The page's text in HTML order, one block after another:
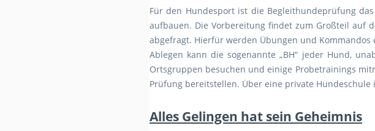
Für den Hundesport ist die Begleithundeprüfung
aufbauen. Die Vorbereitung findet zum Großteil auf
abgefragt. Hierfür werden Übungen und
Ablegen kann die sogenannte „BH“ jeder Hund,
Ortsgruppen besuchen und einige Probetrainings
Prüfung bereitstellen. Über eine private
Alles Gelingen hat sein Geheimnis